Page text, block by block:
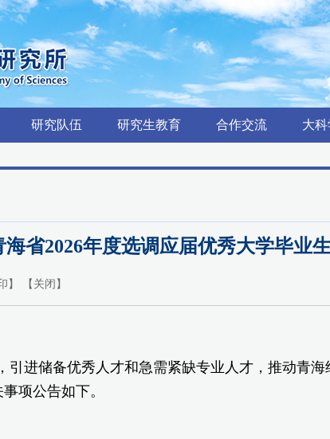
研究队伍 研究生教育 合作交流 大
海省2026年度选调应届优秀大学毕业
】 【 关闭 】
引进储备优秀人才和急需紧缺专业人才，推动青
项公告如下。